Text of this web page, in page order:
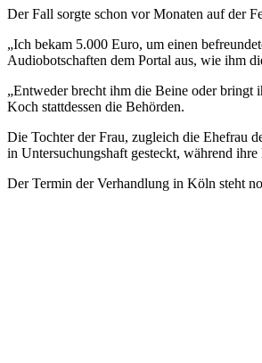
Der Fall sorgte schon vor Monaten auf der
„Ich bekam 5.000 Euro, um einen
Audiobotschaften dem Portal aus, wie ihm
„Entweder brecht ihm die Beine oder bringt
Koch stattdessen die Behörden.
Die Tochter der Frau, zugleich die Ehefrau
in Untersuchungshaft gesteckt, während
Der Termin der Verhandlung in Köln steht